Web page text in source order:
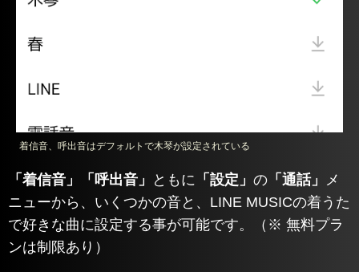
着信音、呼出音はデフォルトで木琴が設定されている
「着信音」「呼出音」 ともに 「設定」 の 「通話」
メ
ニューから、いくつかの音と、LINE MUSICの着うた
で好きな曲に設定する事が可能です。（※ 無料プラ
ンは制限あり）